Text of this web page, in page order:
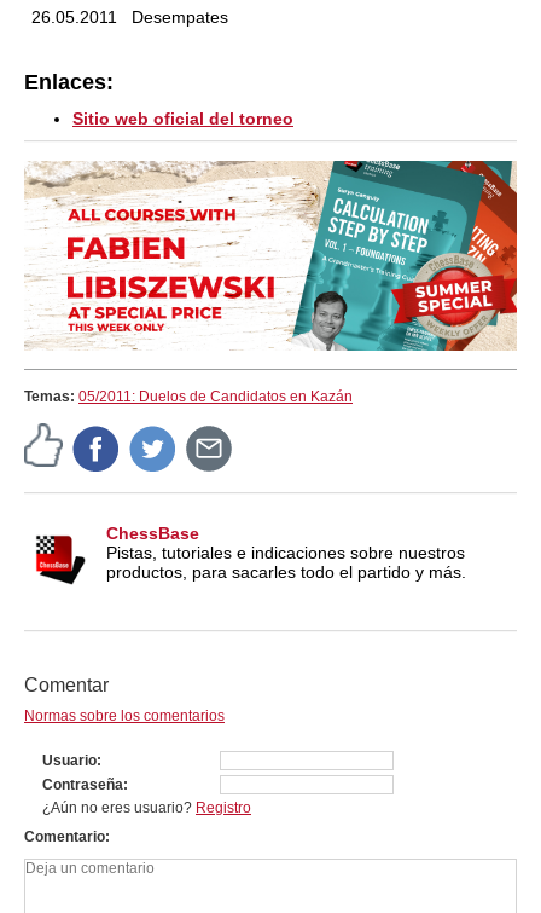
26.05.2011 Desempates
Enlaces:
Sitio web oficial del torneo
Temas: 05/2011: Duelos de Candidatos en Kazán
ChessBase
Pistas, tutoriales e indicaciones sobre nuestros
productos, para sacarles todo el partido y más.
Comentar
Normas sobre los comentarios
Usuario
Contraseña
¿Aún no eres usuario? Registro
Comentario